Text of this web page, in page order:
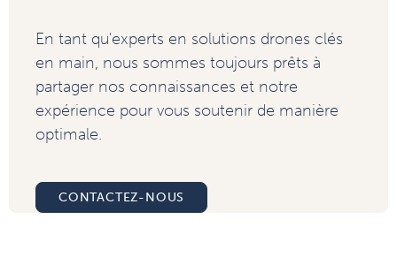
En tant qu'experts en solutions drones clés
en main, nous sommes toujours prêts à
partager nos connaissances et notre
expérience pour vous soutenir de manière
optimale.
CONTACTEZ-NOUS